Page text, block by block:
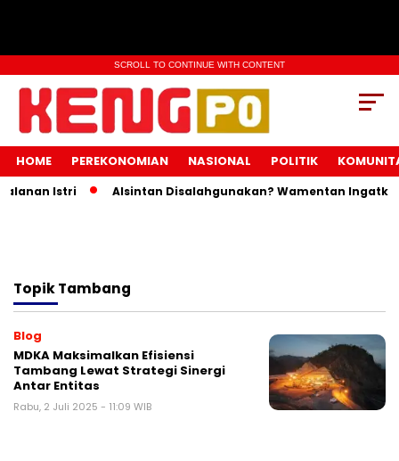
SCROLL TO CONTINUE WITH CONTENT
HOME PEREKONOMIAN NASIONAL POLITIK
Istri Alsintan Disalahgunakan? Wamentan
TopikTambang
Blog
MDKA Maksimalkan Efisiensi
Tambang Lewat Strategi Sinergi
Antar Entitas
Rabu, 2 Juli 2025 - 11:09 WIB